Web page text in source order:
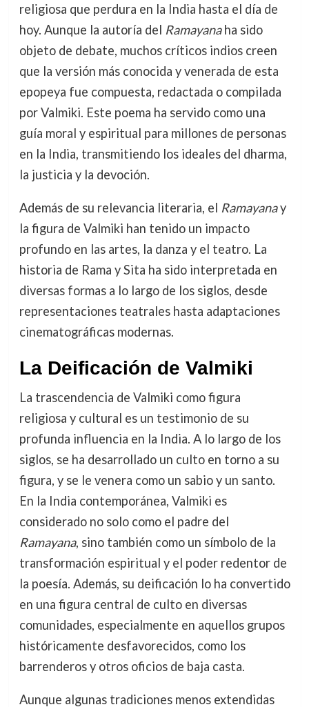
religiosa que perdura en la India hasta el día de
hoy. Aunque la autoría del Ramayanaha sido
objeto de debate, muchos críticos indios creen
que la versión más conocida y venerada de esta
epopeya fue compuesta, redactada o compilada
por Valmiki. Este poema ha servido como una
guía moral y espiritual para millones de personas
en la India, transmitiendo los ideales del dharma,
la justicia y la devoción.
Además de su relevancia literaria, el Ramayanay
la figura de Valmiki han tenido un impacto
profundo en las artes, la danza y el teatro. La
historia de Rama y Sita ha sido interpretada en
diversas formas a lo largo de los siglos, desde
representaciones teatrales hasta adaptaciones
cinematográficas modernas.
La Deificación de Valmiki
La trascendencia de Valmiki como figura
religiosa y cultural es un testimonio de su
profunda influencia en la India. A lo largo de los
siglos, se ha desarrollado un culto en torno a su
figura, y se le venera como un sabio y un santo.
En la India contemporánea, Valmiki es
considerado no solo como el padre del
Ramayana, sino también como un símbolo de la
transformación espiritual y el poder redentor de
la poesía. Además, su deificación lo ha convertido
en una figura central de culto en diversas
comunidades, especialmente en aquellos grupos
históricamente desfavorecidos, como los
barrenderos y otros oficios de baja casta.
Aunque algunas tradiciones menos extendidas